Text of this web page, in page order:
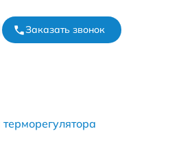
Заказать звонок